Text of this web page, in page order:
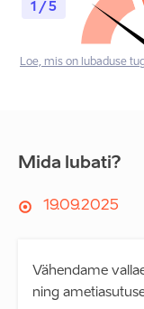
1 / 5
Loe, mis on lubaduse
Mida lubati?
19.09.2025
Vähendame
ning